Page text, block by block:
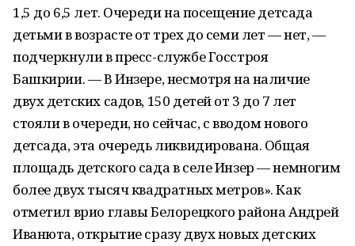
1,5 до 6,5 лет. Очереди на посещение детсада
детьми в возрасте от трех до семи лет — нет, —
подчеркнули в пресс-службе Госстроя
Башкирии. — В Инзере, несмотря на наличие
двух детских садов, 150 детей от 3 до 7 лет
стояли в очереди, но сейчас, с вводом нового
детсада, эта очередь ликвидирована. Общая
площадь детского сада в селе Инзер — немногим
более двух тысяч квадратных метров». Как
отметил врио главы Белорецкого района Андрей
Иванюта, открытие сразу двух новых детских